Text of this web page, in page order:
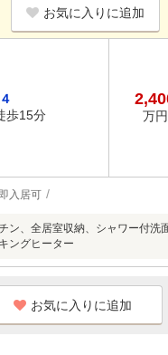
お気に入りに追加
歩15分
万円
即入居可
ン、全居室収納、シャワー付
ングヒーター
お気に入りに追加